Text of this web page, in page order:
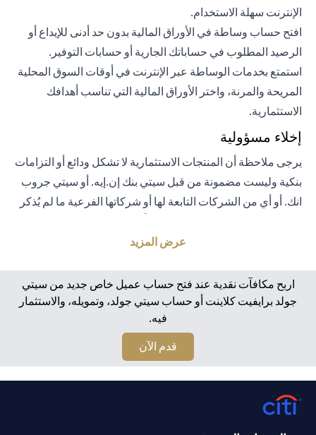
الإنترنت سهلة الاستخدام.
افتح حساب وساطة في الأوراق المالية بدون حد أدنى للإيداع أو
الرصيد المطلوب في حساباتك الجارية أو حسابات التوفير.
استمتع بخدمات الوساطة عبر الإنترنت في أوقات السوق المحلية
المريحة والمرنة، واختر الأوراق المالية التي تناسب أهدافك
الاستثمارية.
إخلاء مسؤولية
يرجى ملاحظة أن المنتجات الاستثمارية لا تشكل ودائع أو التزامات
بنكية وليست مضمونة من قبل سيتي بنك إن.إيه. أو سيتي جروب
انك. أو أي من الشركات التابعة لها أو شركاتها الفرعية ما لم يُذكر
من قبل الحكومة أو الجهات الحكومية. تخضع منتجات الاستثمار
الأصلي المستثمر. الأداء السابق لمنتجات الاستثمار ليس مؤشرًا
على النتائج المستقبلية، بمعنى أن الأسعار قد ترتفع أو تنخفض.
يجب أن يكون المستثمرون الذين يستثمرون في منتجات
استثمارية و / أو منتجات خزينة مقومة بعملة أجنبية (غير محلية)
على دراية بمخاطر تقلبات أسعار الصرف التي قد تتسبب في
خسارة رأس المال عند تحويل العملة الأجنبية إلى العملة المحلية
للمستثمرين. لا تتوفر منتجات الاستثمار والخزينة للأشخاص
الأمريكيين. تخضع جميع الطلبات المتعلقة بمنتجات الاستثمار
عرض المزيد
اربح مكافآت نقدية عند فتح حساب عميل خاص جديد من سيتي
جولد برايفيت كلاينت أو حساب سيتي جولد، وتمويله، والاستثمار
فيه.
قدم الآن